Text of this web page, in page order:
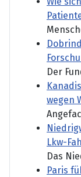
Der
wegen
Lkw-
Das
Paris